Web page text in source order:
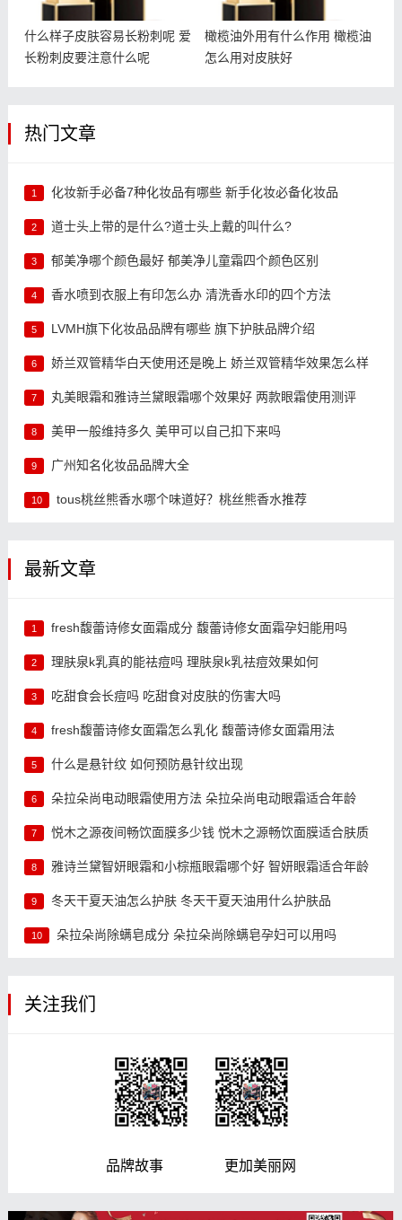
什么样子皮肤容易长粉刺呢 爱
长粉刺皮要注意什么呢
橄榄油外用有什么作用 橄榄油
怎么用对皮肤好
热门文章
1 化妆新手必备7种化妆品有哪些 新手化妆必备化妆品
2 道士头上带的是什么?道士头上戴的叫什么?
3 郁美净哪个颜色最好 郁美净儿童霜四个颜色区别
4 香水喷到衣服上有印怎么办 清洗香水印的四个方法
5 LVMH旗下化妆品品牌有哪些 旗下护肤品牌介绍
6 娇兰双管精华白天使用还是晚上 娇兰双管精华效果怎么样
7 丸美眼霜和雅诗兰黛眼霜哪个效果好 两款眼霜使用测评
8 美甲一般维持多久 美甲可以自己扣下来吗
9 广州知名化妆品品牌大全
10 tous桃丝熊香水哪个味道好？桃丝熊香水推荐
最新文章
1 fresh馥蕾诗修女面霜成分 馥蕾诗修女面霜孕妇能用吗
2 理肤泉k乳真的能祛痘吗 理肤泉k乳祛痘效果如何
3 吃甜食会长痘吗 吃甜食对皮肤的伤害大吗
4 fresh馥蕾诗修女面霜怎么乳化 馥蕾诗修女面霜用法
5 什么是悬针纹 如何预防悬针纹出现
6 朵拉朵尚电动眼霜使用方法 朵拉朵尚电动眼霜适合年龄
7 悦木之源夜间畅饮面膜多少钱 悦木之源畅饮面膜适合肤质
8 雅诗兰黛智妍眼霜和小棕瓶眼霜哪个好 智妍眼霜适合年龄
9 冬天干夏天油怎么护肤 冬天干夏天油用什么护肤品
10 朵拉朵尚除螨皂成分 朵拉朵尚除螨皂孕妇可以用吗
关注我们
品牌故事 更加美丽网